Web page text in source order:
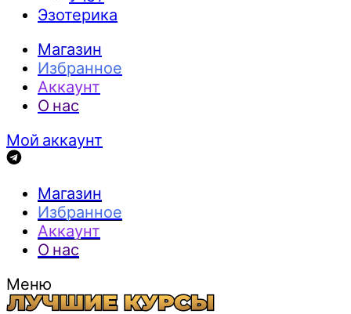
Эзотерика
Магазин
Избранное
Аккаунт
О нас
Мой аккаунт
Магазин
Избранное
Аккаунт
О нас
Меню